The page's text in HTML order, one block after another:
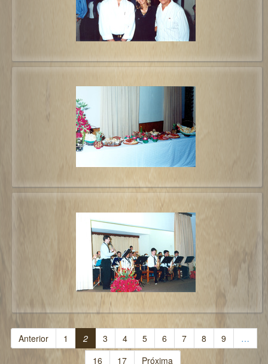
Anterior 1 2 3 4 5 6 7 8 9
…
16
17 Próxima